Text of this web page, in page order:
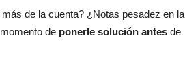
de la cuenta? ¿Notas pesadez en la
de ponerle solución antes de